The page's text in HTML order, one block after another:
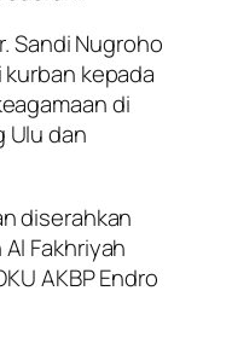
Sandi Nugroho
kepada
di
Ulu dan
diserahkan
Fakhriyah
AKBP Endro